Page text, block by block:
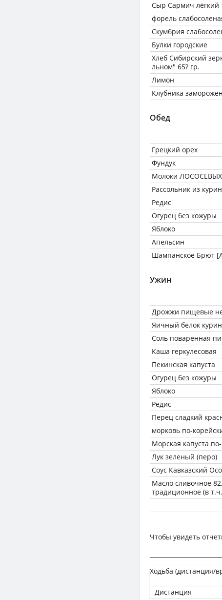
Сыр Сармич лёгкий
форель
Скумбрия
Булки городские
Хлеб Сибирский
льном" 65? гр.
Лимон
Клубника
Обед
Грецкий орех
Фундук
Молоки ЛОСОСЕВЫХ
Рассольник из
Редис
Огурец без кожуры
Яблоко
Апельсин
Шампанское Брют
Ужин
Дрожжи пищевые
Яичный белок
Соль поваренная
Каша геркулесовая
Пекинская капуста
Огурец без кожуры
Яблоко
Редис
Перец сладкий
морковь по-
Морская капуста
Лук зеленый (перо)
Соус Кавказский
Масло сливочное
традиционное (в
Чтобы увидеть
Ходьба (дистанция/
Дистанция